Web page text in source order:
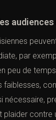
par
peu de
faiblesses,
nécessaire,
plaider contre